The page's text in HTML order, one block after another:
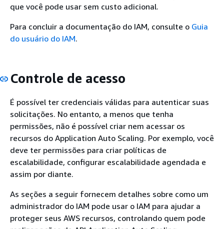
que você pode usar sem custo adicional.
Para concluir a documentação do IAM, consulte o Guia
do usuário do IAM.
Controle de acesso
É possível ter credenciais válidas para autenticar suas
solicitações. No entanto, a menos que tenha
permissões, não é possível criar nem acessar os
recursos do Application Auto Scaling. Por exemplo, você
deve ter permissões para criar políticas de
escalabilidade, configurar escalabilidade agendada e
assim por diante.
As seções a seguir fornecem detalhes sobre como um
administrador do IAM pode usar o IAM para ajudar a
proteger seus AWS recursos, controlando quem pode